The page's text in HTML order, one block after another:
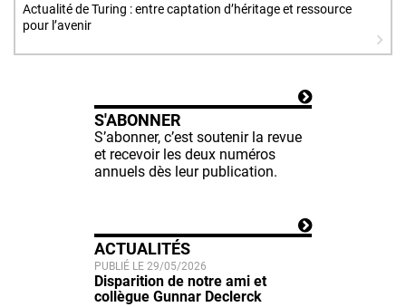
Actualité de Turing : entre captation d’héritage et ressource
pour l’avenir
S'ABONNER
S’abonner, c’est soutenir la revue
et recevoir les deux numéros
annuels dès leur publication.
ACTUALITÉS
PUBLIÉ LE 29/05/2026
Disparition de notre ami et
collègue Gunnar Declerck